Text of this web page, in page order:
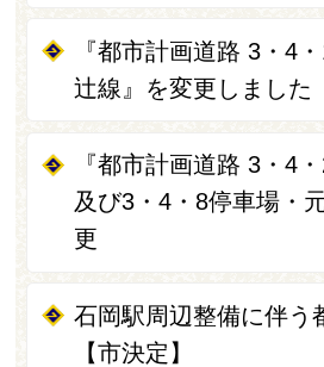
『都市計画道路 3・4
辻線』を変更しました
『都市計画道路 3・4
及び3・4・8停車場・
更
石岡駅周辺整備に伴う
【市決定】